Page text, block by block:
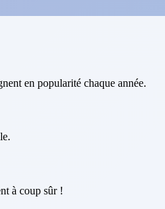
en popularité chaque année.
à coup sûr !